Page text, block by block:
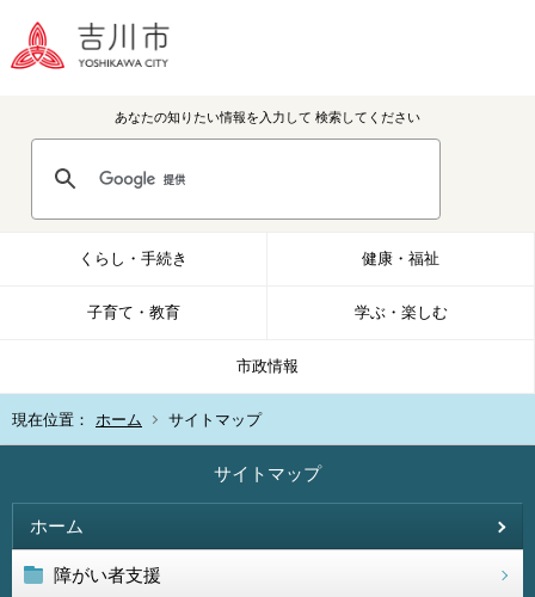
あなたの知りたい情報を入力して 検索してください
くらし・手続き 健康・福祉
子育て・教育 学ぶ・楽しむ
市政情報
現在位置： ホーム サイトマップ
サイトマップ
ホーム
障がい者支援